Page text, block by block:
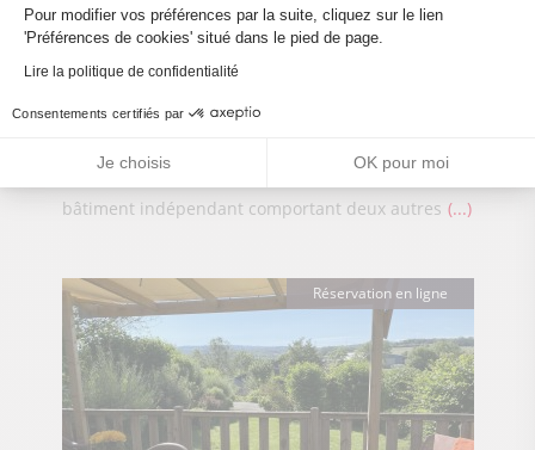
5
Gîte Communal de Thézillieu
Gîte de 45 m², 6 personnes, au 2ème étage d'un
bâtiment indépendant comportant deux autres ...
Réservation en ligne
Pour modifier vos préférences par la suite, cliquez sur le lien
'Préférences de cookies' situé dans le pied de page.
Lire la politique de confidentialité
Consentements certifiés par
Je choisis OK pour moi